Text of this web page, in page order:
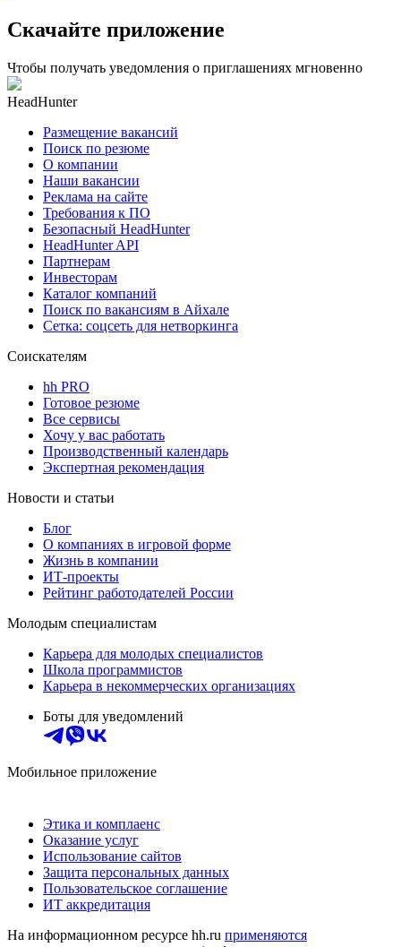
Скачайте приложение
Чтобы получать уведомления о приглашениях мгновенно
HeadHunter
Размещение вакансий
Поиск по резюме
О компании
Наши вакансии
Реклама на сайте
Требования к ПО
Безопасный HeadHunter
HeadHunter API
Партнерам
Инвесторам
Каталог компаний
Поиск по вакансиям в Айхале
Сетка: соцсеть для нетворкинга
Соискателям
hh PRO
Готовое резюме
Все сервисы
Хочу у вас работать
Производственный календарь
Экспертная рекомендация
Новости и статьи
Блог
О компаниях в игровой форме
Жизнь в компании
ИТ-проекты
Рейтинг работодателей России
Молодым специалистам
Карьера для молодых специалистов
Школа программистов
Карьера в некоммерческих организациях
Боты для уведомлений
Мобильное приложение
Этика и комплаенс
Оказание услуг
Использование сайтов
Защита персональных данных
Пользовательское соглашение
ИТ аккредитация
На информационном ресурсе hh.ru применяются